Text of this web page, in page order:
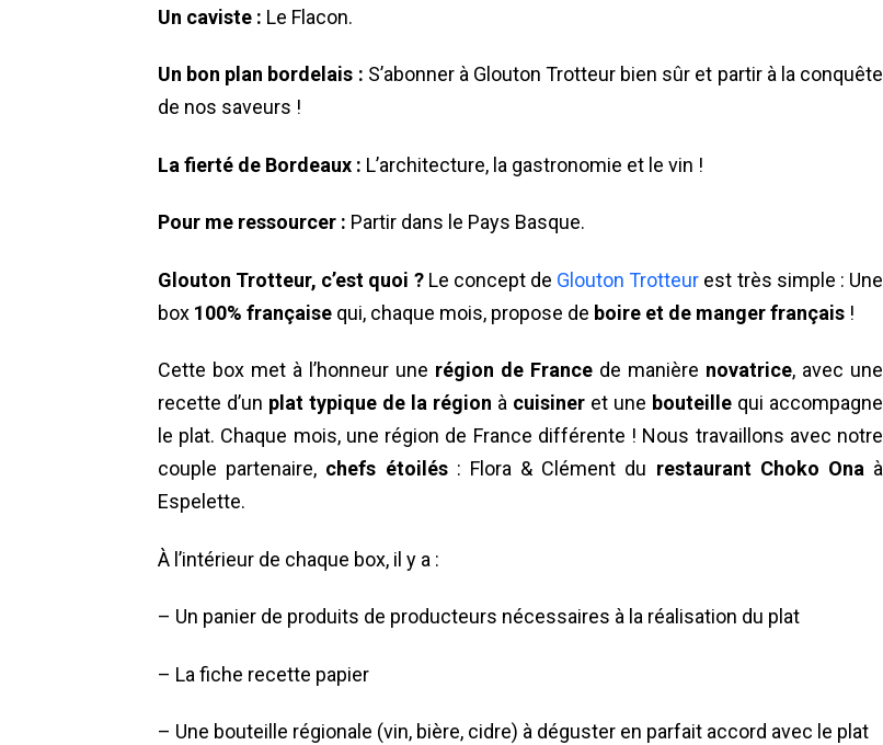
Un caviste : Le Flacon.
Un bon plan bordelais : S’abonner à Glouton Trotteur bien sûr et partir à la conquête
de nos saveurs !
La fierté de Bordeaux : L’architecture, la gastronomie et le vin !
Pour me ressourcer : Partir dans le Pays Basque.
Glouton Trotteur, c’est quoi ? Le concept de Glouton Trotteur est très simple : Une
box 100% française qui, chaque mois, propose de boire et de manger français !
Cette box met à l’honneur une région de France de manière novatrice, avec une
recette d’un plat typique de la région à cuisiner et une bouteille qui accompagne
le plat. Chaque mois, une région de France différente ! Nous travaillons avec notre
couple partenaire, chefs étoilés: Flora & Clément du restaurant Choko Ona à
Espelette.
À l’intérieur de chaque box, il y a :
– Un panier de produits de producteurs nécessaires à la réalisation du plat
– La fiche recette papier
– Une bouteille régionale (vin, bière, cidre) à déguster en parfait accord avec le plat